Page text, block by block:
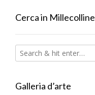
Cerca in Millecolline
Galleria d’arte